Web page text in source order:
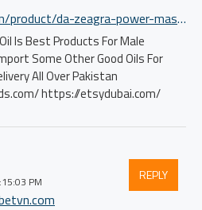
https://dazeagraoil.com/product/da-zeagra-power-massage-oil
Is Best Products For Male
Some Other Good Oils For
All Over Pakistan
https://etsydubai.com/
PM REPLY